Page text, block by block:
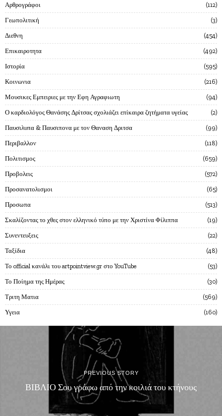
Αρθρογράφοι 112
Γεωπολιτική 3
Διεθνη 454
Επικαιροτητα 492
Ιστορία 595
Κοινωνια 216
Μουσικες Εμπειριες με την Εφη Αγραφιωτη 94
Ο καρδιολόγος Θανάσης Δρίτσας σχολιάζει επίκαιρα ζητήματα υγείας 2
Παυσιλυπα & Παυσιπονα με τον Θαναση Δριτσα 99
Περιβαλλον 118
Πολιτισμος 659
Προβολεις 572
Προσανατολισμοι 65
Προσωπα 513
Σκαλίζοντας το χθες στον ελληνικό τύπο με την Χριστίνα Φίλιππα 19
Συνεντευξεις 22
Ταξίδια 48
Το official κανάλι του artpointview.gr στο YouTube 53
Το Ποίημα της Ημέρας 30
Τριτη Ματια 569
Υγεια 160
PREVIOUS STORY
ΒΙΒΛΙΟ Σου γράφω από την κοιλιά του κτήνους